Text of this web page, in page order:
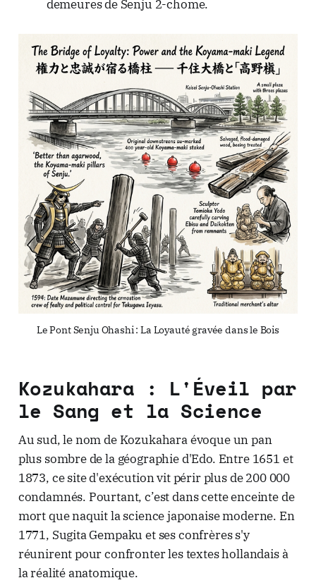
demeures de Senju 2-chome.
Le Pont Senju Ohashi : La Loyauté gravée dans le Bois
Kozukahara : L'Éveil par
le Sang et la Science
Au sud, le nom de Kozukahara évoque un pan
plus sombre de la géographie d'Edo. Entre 1651 et
1873, ce site d'exécution vit périr plus de 200 000
condamnés. Pourtant, c’est dans cette enceinte de
mort que naquit la science japonaise moderne. En
1771, Sugita Gempaku et ses confrères s'y
réunirent pour confronter les textes hollandais à
la réalité anatomique.